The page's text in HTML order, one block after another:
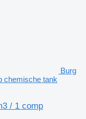
Burg
chemische tank
/ 1 comp